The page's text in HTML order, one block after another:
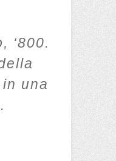
‘800.
una